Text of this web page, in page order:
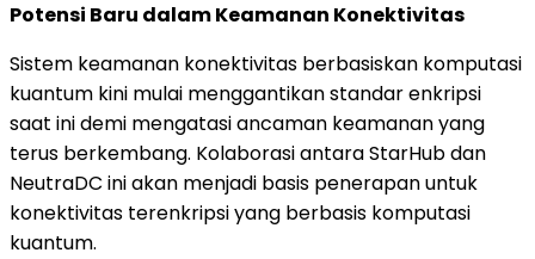
Potensi Baru dalam Keamanan Konektivitas
Sistem keamanan konektivitas berbasiskan komputasi
kuantum kini mulai menggantikan standar enkripsi
saat ini demi mengatasi ancaman keamanan yang
terus berkembang. Kolaborasi antara StarHub dan
NeutraDC ini akan menjadi basis penerapan untuk
konektivitas terenkripsi yang berbasis komputasi
kuantum.